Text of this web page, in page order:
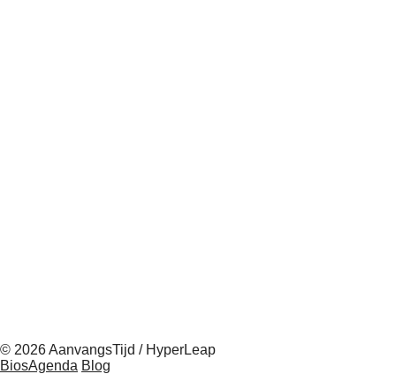
© 2026 AanvangsTijd / HyperLeap
BiosAgenda Blog